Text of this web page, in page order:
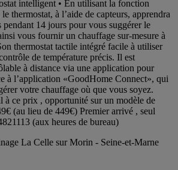
intelligent • En utilisant la fonction
thermostat, à l’aide de capteurs, apprendra
pendant 14 jours pour vous suggérer le
vous fournir un chauffage sur-mesure à
thermostat tactile intégré facile à utiliser
de température précis. Il est
à distance via une application pour
à l’application «GoodHome Connect», qui
votre chauffage où que vous soyez.
à ce prix , opportunité sur un modèle de
(au lieu de 449€) Premier arrivé , seul
(aux heures de bureau)
La Celle sur Morin - Seine-et-Marne